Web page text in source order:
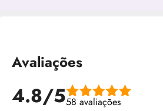
Avaliações
4.8/558 avaliações